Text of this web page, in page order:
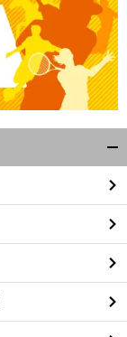
前
へ
閉
る